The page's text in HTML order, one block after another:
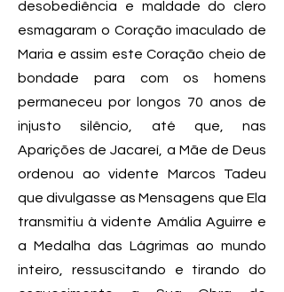
desobediência e maldade do clero
esmagaram o Coração imaculado de
Maria e assim este Coração cheio de
bondade para com os homens
permaneceu por longos 70 anos de
injusto silêncio, até que, nas
Aparições de Jacareí, a Mãe de Deus
ordenou ao vidente Marcos Tadeu
que divulgasse as Mensagens que Ela
transmitiu à vidente Amália Aguirre e
a Medalha das Lágrimas ao mundo
inteiro, ressuscitando e tirando do